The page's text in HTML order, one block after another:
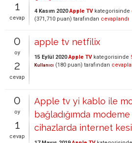
1
cevap
4 Kasım 2020 Apple TV kategorisinde
(371,710 puan) tarafından cevaplandı
0
oy
2
cevap
apple tv netfilix
15 Eylül 2020 Apple TV kategorisinde
Kullanıcı (180 puan) tarafından
0
oy
1
cevap
Apple tv yi kablo ile
bağladığımda
cihazlarda internet